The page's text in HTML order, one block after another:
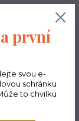
0,00 Kč
první
svou e-
schránku
to chvilku